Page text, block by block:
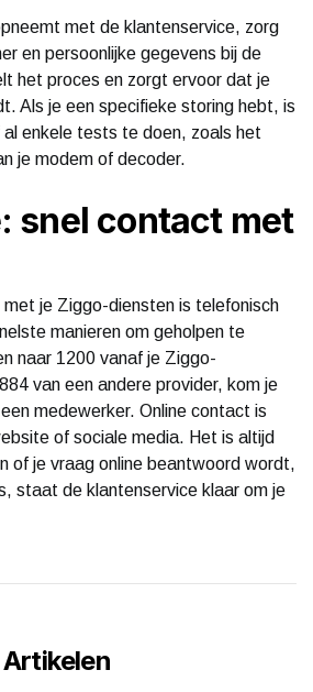
met de klantenservice, zorg
en persoonlijke gegevens bij de
het proces en zorgt ervoor dat je
Als je een specifieke storing hebt, is
al enkele tests te doen, zoals het
je modem of decoder.
snel contact met
met je Ziggo-diensten is telefonisch
manieren om geholpen te
naar 1200 vanaf je Ziggo-
van een andere provider, kom je
medewerker. Online contact is
of sociale media. Het is altijd
of je vraag online beantwoord wordt,
staat de klantenservice klaar om je